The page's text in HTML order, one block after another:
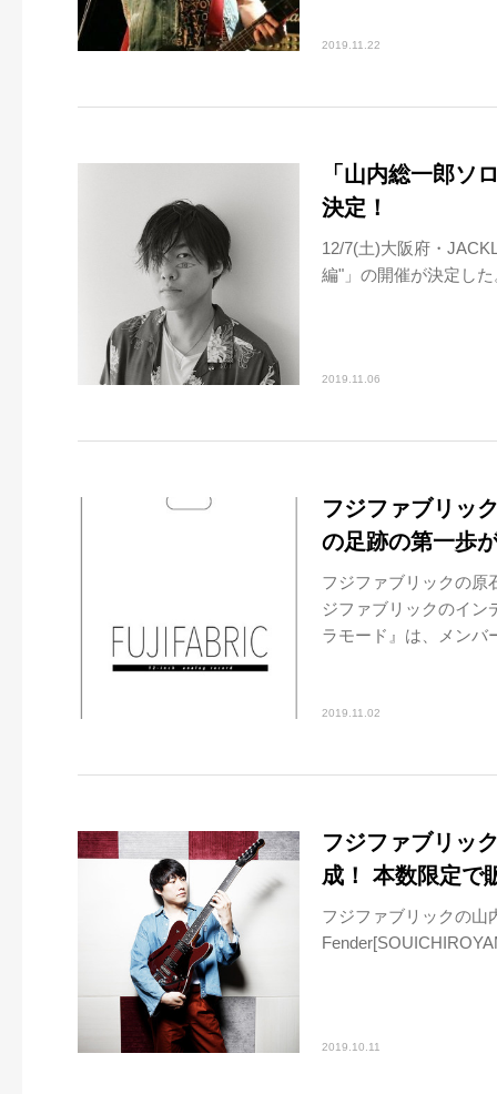
2019.11.22
「山内総一郎ソ
決定！
12/7(土)大阪府・
編"」の開催が決定し
2019.11.06
フジファブリッ
の足跡の第一歩
フジファブリックの原
ジファブリックのイン
ラモード』は、メンバ
2019.11.02
フジファブリッ
成！ 本数限定で
フジファブリックの山
2019.10.11